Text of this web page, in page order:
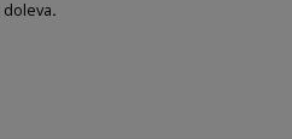
doleva.